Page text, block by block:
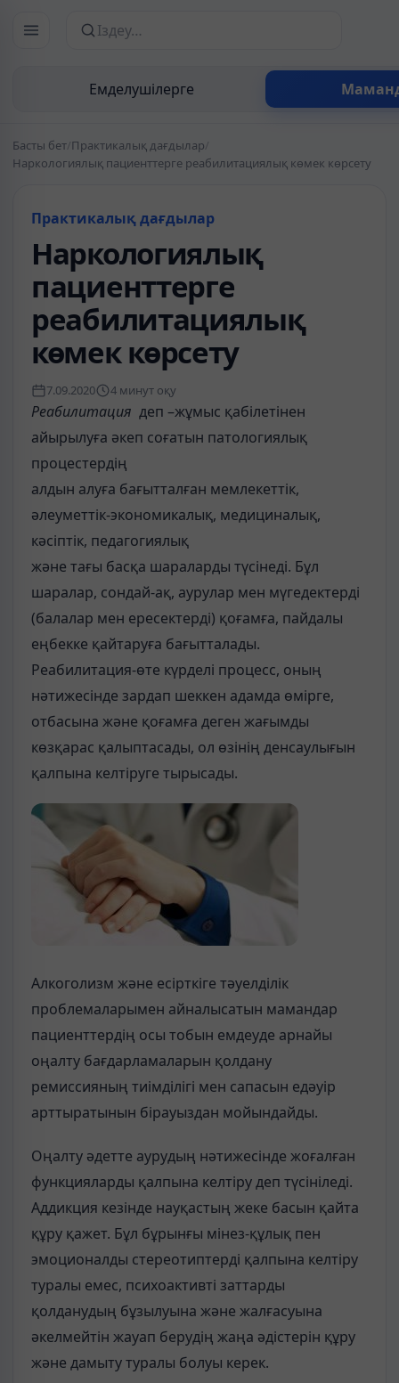
Емделушілерге
Сайттан іздеу
Басты бет/Практикалық дағдылар/
Наркологиялық пациенттерге реабилитациялық көмек көрсету
Практикалық дағдылар
Наркологиялық
пациенттерге
реабилитациялық
көмек көрсету
7.09.2020 4 минут оқу
Реабилитация деп –жұмыс қабілетінен
айырылуға әкеп соғатын патологиялық
процестердің
алдын алуға бағытталған мемлекеттік,
әлеуметтік-экономикалық, медициналық,
кәсіптік, педагогиялық
және тағы басқа шараларды түсінеді. Бұл
шаралар, сондай-ақ, аурулар мен мүгедектерді
(балалар мен ересектерді) қоғамға, пайдалы
еңбекке қайтаруға бағытталады.
Реабилитация-өте күрделі процесс, оның
нәтижесінде зардап шеккен адамда өмірге,
отбасына және қоғамға деген жағымды
көзқарас қалыптасады, ол өзінің денсаулығын
қалпына келтіруге тырысады.
Алкоголизм және есірткіге тәуелділік
проблемаларымен айналысатын мамандар
пациенттердің осы тобын емдеуде арнайы
оңалту бағдарламаларын қолдану
ремиссияның тиімділігі мен сапасын едәуір
арттыратынын бірауыздан мойындайды.
Оңалту әдетте аурудың нәтижесінде жоғалған
функцияларды қалпына келтіру деп түсініледі.
Аддикция кезінде науқастың жеке басын қайта
құру қажет. Бұл бұрынғы мінез-құлық пен
эмоционалды стереотиптерді қалпына келтіру
туралы емес, психоактивті заттарды
қолданудың бұзылуына және жалғасуына
әкелмейтін жауап берудің жаңа әдістерін құру
және дамыту туралы болуы керек.